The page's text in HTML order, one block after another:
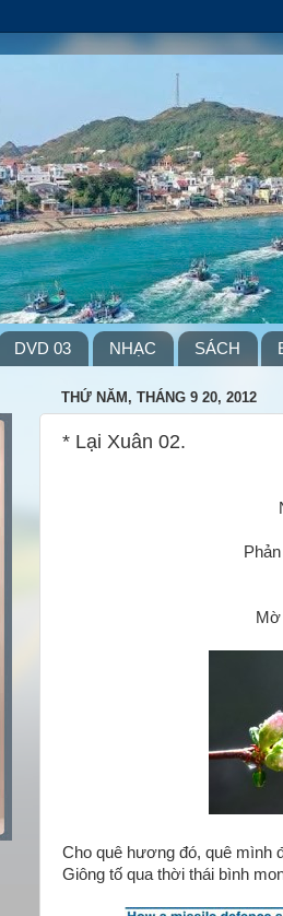
DVD 03 NHẠC SÁCH
THỨ NĂM, THÁNG 9 20, 2012
* Lại Xuân 02.
Cho quê hương đó, quê mình
Giông tố qua thời thái bình